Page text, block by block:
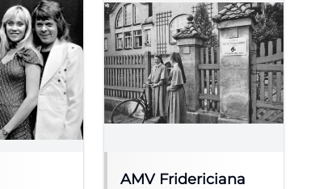
AMV Fridericiana